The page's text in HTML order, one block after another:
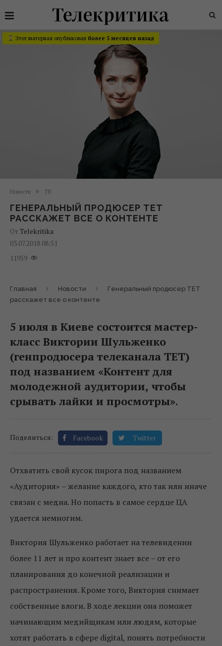
Этот материал опубликован более 5 месяцев назад
Новости ТВ
ГЕНЕРАЛЬНЫЙ ПРОДЮСЕР ТЕТ
РАССКАЖЕТ ВСЕ О КОНТЕНТЕ
От Telekritika
03.07.2018 08:51
11959
Главная Новости
Генеральный продюсер ТЕТ
расскажет все о контенте
5 июля в Киеве состоится мастер-
класс Виктории Шульженко
(генпродюсера телеканала ТЕТ)
под названием «Контент для
молодежной аудитории, чтобы
срывать лайки и просмотры».
Поделиться: Facebook Twitter
Отхватить свой кусок пирога под названием
«Аудитория» – желание каждого, кто так или иначе
связан с медиа. Но попасть в самое сердце ЦА
удается немногим.
Виктория Шульженко работает на телевидении
более 11 лет и про контент знает все – от его
планирования до конечной реализации и
распространения. Кроме того, Виктория снимает
собственные влоги. В ходе лекции она поможет
начинающим медийщикам или людям, которые
хотят работать в сфере digital, понять потребности